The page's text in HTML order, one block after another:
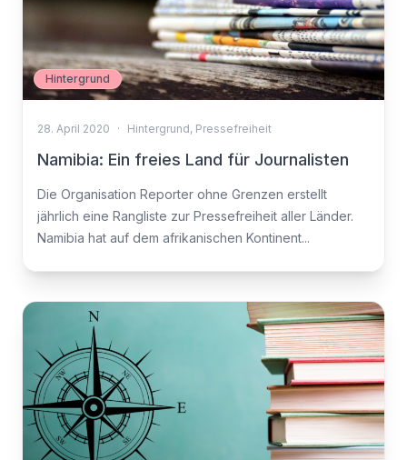
Hintergrund
28. April 2020 · Hintergrund, Pressefreiheit
Namibia: Ein freies Land für Journalisten
Die Organisation Reporter ohne Grenzen erstellt
jährlich eine Rangliste zur Pressefreiheit aller Länder.
Namibia hat auf dem afrikanischen Kontinent...